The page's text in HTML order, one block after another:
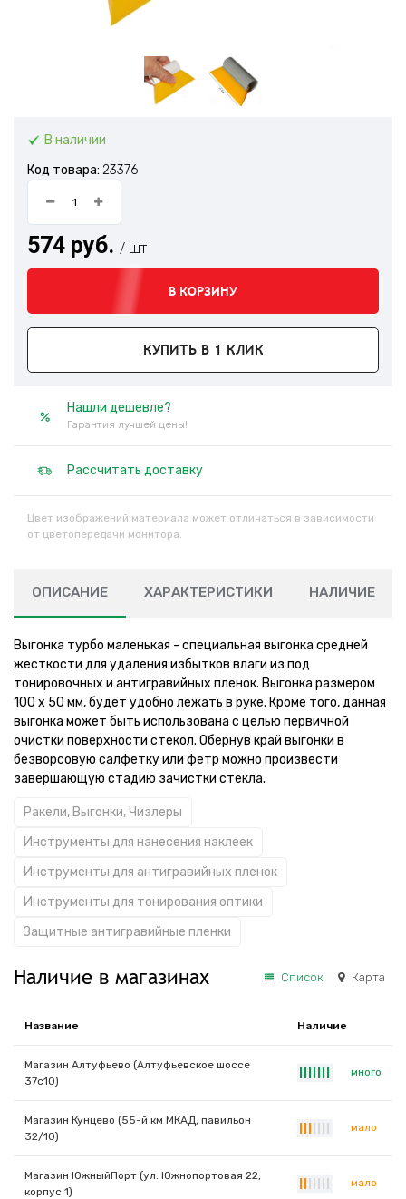
В наличии
Код товара: 23376
574 руб. / шт
В КОРЗИНУ
КУПИТЬ В 1 КЛИК
Нашли дешевле?
Гарантия лучшей цены!
Рассчитать доставку
Цвет изображений материала может отличаться в зависимости
от цветопередачи монитора.
ОПИСАНИЕ ХАРАКТЕРИСТИКИ НАЛИЧИЕ
Выгонка турбо маленькая - специальная выгонка средней
жесткости для удаления избытков влаги из под
тонировочных и антигравийных пленок. Выгонка размером
100 х 50 мм, будет удобно лежать в руке. Кроме того, данная
выгонка может быть использована с целью первичной
очистки поверхности стекол. Обернув край выгонки в
безворсовую салфетку или фетр можно произвести
завершающую стадию зачистки стекла.
Ракели, Выгонки, Чизлеры
Инструменты для нанесения наклеек
Инструменты для антигравийных пленок
Инструменты для тонирования оптики
Защитные антигравийные пленки
Наличие в магазинах Список Карта
Название Наличие
Магазин Алтуфьево (Алтуфьевское шоссе
37с10)
много
Магазин Кунцево (55-й км МКАД, павильон
32/10)
мало
Магазин ЮжныйПорт (ул. Южнопортовая 22,
корпус 1)
мало